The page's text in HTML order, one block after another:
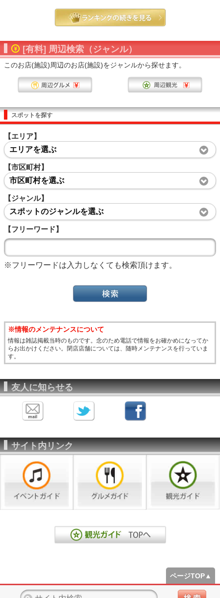
[有料] 周辺検索（ジャンル）
このお店(施設)周辺のお店(施設)をジャンルから探せます。
スポットを探す
【エリア】
エリアを選ぶ
【市区町村】
市区町村を選ぶ
【ジャンル】
スポットのジャンルを選ぶ
【フリーワード】
※フリーワードは入力しなくても検索頂けます。
※情報のメンテナンスについて
情報は雑誌掲載当時のものです。念のため電話で情報をお確かめになってか
らお出かけください。閉店店舗については、随時メンテナンスを行っていま
す。
友人に知らせる
サイト内リンク
ページTOP▲